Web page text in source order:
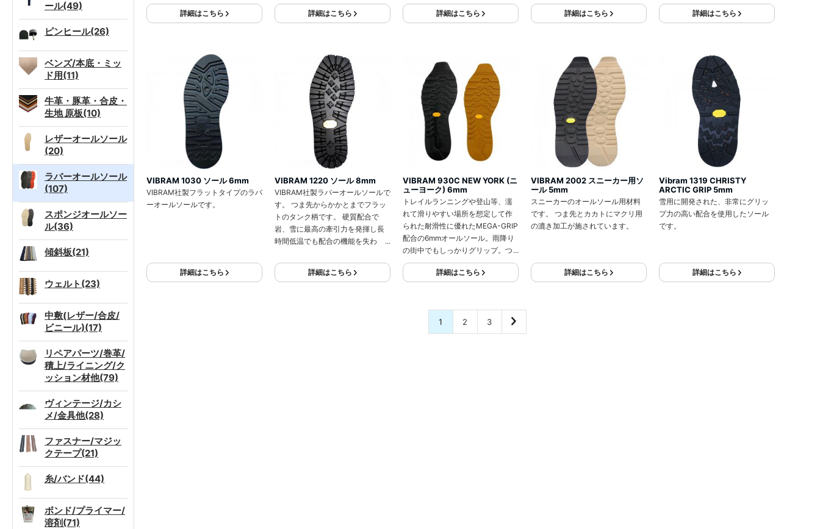
ール(49)
ピンヒール(26)
ベンズ/本底・ミッ
ド用(11)
牛革・豚革・合皮・
生地 原板(10)
レザーオールソール
(20)
ラバーオールソール
(107)
スポンジオールソー
ル(36)
傾斜板(21)
ウェルト(23)
中敷(レザー/合皮/
ビニール)(17)
リペアパーツ/巻革/
積上/ライニング/ク
ッション材他(79)
ヴィンテージ/カシ
メ/金具他(28)
ファスナー/マジッ
クテープ(21)
糸/バンド(44)
ボンド/プライマー/
溶剤(71)
デッキシューズの修理を可能にす
るのがこのソールです。カップに
詳細はこちら
ールの返りを良くします。
詳細はこちら
ーカーにも使用でき、カットして
もドット柄なのでパターンを気に
詳細はこちら 詳細はこちら
です。ソールのセンターラインに
備えられた突起は、多方面に対す
詳細はこちら
VIBRAM 1030 ソール 6mm
VIBRAM社製フラットタイプのラバ
ーオールソールです。
詳細はこちら
VIBRAM 1220 ソール 8mm
VIBRAM社製ラバーオールソールで
す。 つま先からかかとまでフラッ
トのタンク柄です。 硬質配合で
岩、雪に最高の牽引力を発揮し長
時間低温でも配合の機能を失わ
詳細はこちら
VIBRAM 930C NEW YORK (ニ
ューヨーク) 6mm
トレイルランニングや登山等、濡
れて滑りやすい場所を想定して作
られた耐滑性に優れたMEGA-GRIP
配合の6mmオールソール。雨降り
の街中でもしっかりグリップ。つ
ま先は2mm厚で巻き上がりに便利
詳細はこちら
VIBRAM 2002 スニーカー用ソ
ール 5mm
スニーカーのオールソール用材料
です。 つま先とカカトにマクリ用
の漉き加工が施されています。
詳細はこちら
Vibram 1319 CHRISTY
ARCTIC GRIP 5mm
雪用に開発された、非常にグリッ
プ力の高い配合を使用したソール
です。
詳細はこちら
1 2 3